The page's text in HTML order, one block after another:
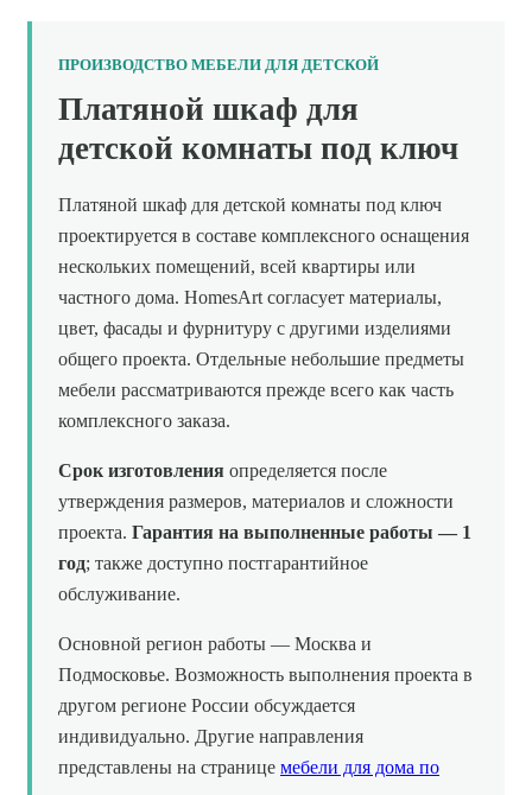
ПРОИЗВОДСТВО МЕБЕЛИ ДЛЯ ДЕТСКОЙ
Платяной шкаф для
детской комнаты под ключ
Платяной шкаф для детской комнаты под ключ
проектируется в составе комплексного оснащения
нескольких помещений, всей квартиры или
частного дома. HomesArt согласует материалы,
цвет, фасады и фурнитуру с другими изделиями
общего проекта. Отдельные небольшие предметы
мебели рассматриваются прежде всего как часть
комплексного заказа.
Срок изготовления определяется после
утверждения размеров, материалов и сложности
проекта. Гарантия на выполненные работы — 1
год; также доступно постгарантийное
обслуживание.
Основной регион работы — Москва и
Подмосковье. Возможность выполнения проекта в
другом регионе России обсуждается
индивидуально. Другие направления
представлены на странице мебели для дома по